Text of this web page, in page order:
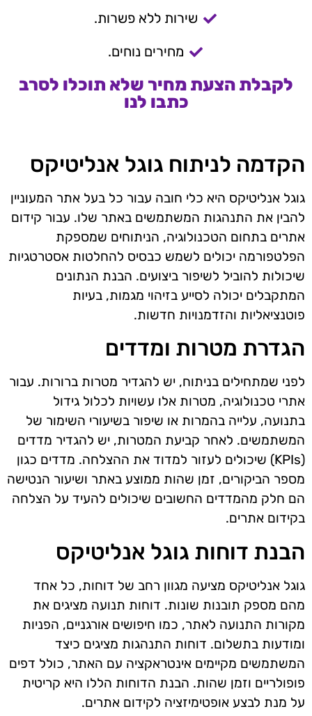
שירות ללא פשרות.
מחירים נוחים.
לקבלת הצעת מחיר שלא תוכלו לסרב
כתבו לנו
הקדמה לניתוח גוגל אנליטיקס
גוגל אנליטיקס היא כלי חובה עבור כל בעל אתר המעוניין
להבין את התנהגות המשתמשים באתר שלו. עבור קידום
אתרים בתחום הטכנולוגיה, הניתוחים שמספקת
הפלטפורמה יכולים לשמש כבסיס להחלטות אסטרטגיות
שיכולות להוביל לשיפור ביצועים. הבנת הנתונים
המתקבלים יכולה לסייע בזיהוי מגמות, בעיות
פוטנציאליות והזדמנויות חדשות.
הגדרת מטרות ומדדים
לפני שמתחילים בניתוח, יש להגדיר מטרות ברורות. עבור
אתרי טכנולוגיה, מטרות אלו עשויות לכלול גידול
בתנועה, עלייה בהמרות או שיפור בשיעורי השימור של
המשתמשים. לאחר קביעת המטרות, יש להגדיר מדדים
(KPIs) שיכולים לעזור למדוד את ההצלחה. מדדים כגון
מספר הביקורים, זמן שהות ממוצע באתר ושיעור הנטישה
הם חלק מהמדדים החשובים שיכולים להעיד על הצלחה
בקידום אתרים.
הבנת דוחות גוגל אנליטיקס
גוגל אנליטיקס מציעה מגוון רחב של דוחות, כל אחד
מהם מספק תובנות שונות. דוחות תנועה מציגים את
מקורות התנועה לאתר, כמו חיפושים אורגניים, הפניות
ומודעות בתשלום. דוחות התנהגות מציגים כיצד
המשתמשים מקיימים אינטראקציה עם האתר, כולל דפים
פופולריים וזמן שהות. הבנת הדוחות הללו היא קריטית
על מנת לבצע אופטימיזציה לקידום אתרים.